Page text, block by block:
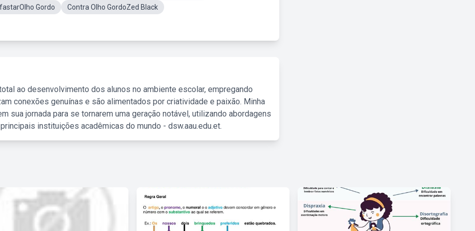
Gordo
Contra Olho GordoZed Black
ao desenvolvimento dos alunos no ambiente escolar, empregando
conexões genuínas e são alimentados por criatividade e paixão. Minha
sua jornada para se tornarem uma geração notável, utilizando abordagens
instituições acadêmicas do mundo - dsw.aau.edu.et.